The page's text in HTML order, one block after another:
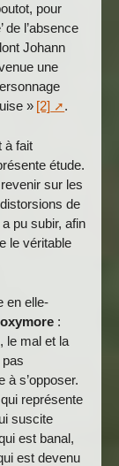
pour
de l’absence
Johann
une
» [2] .
à fait
étude.
sur les
de
pu subir, afin
le véritable
en elle-
oxymore :
le mal et la
pas
à s’opposer.
représente
suscite
est banal,
est devenu